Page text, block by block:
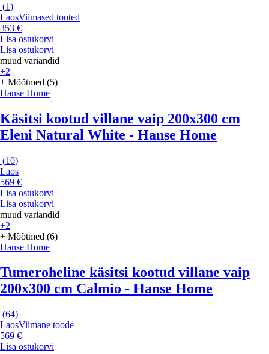
(1)
LaosViimased tooted
353 €
Lisa ostukorvi
Lisa ostukorvi
muud variandid
+2
+ Mõõtmed (5)
Hanse Home
Käsitsi kootud villane vaip 200x300 cm
Eleni Natural White - Hanse Home
(10)
Laos
569 €
Lisa ostukorvi
Lisa ostukorvi
muud variandid
+2
+ Mõõtmed (6)
Hanse Home
Tumeroheline käsitsi kootud villane vaip
200x300 cm Calmio - Hanse Home
(64)
LaosViimane toode
569 €
Lisa ostukorvi